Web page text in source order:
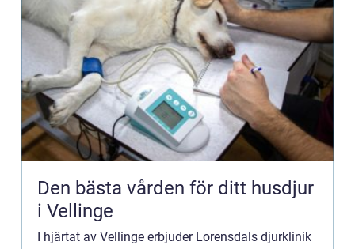
Den bästa vården för ditt husdjur
i Vellinge
I hjärtat av Vellinge erbjuder Lorensdals djurklinik